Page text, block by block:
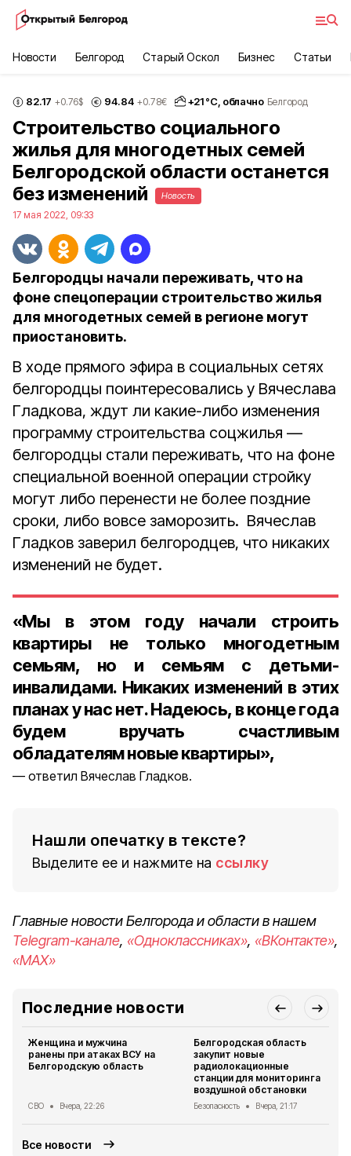
Новости Белгород Старый Оскол Бизнес Статьи
82.17 +0.76$ 94.84 +0.78€ +21°С, облачно Белгород
Строительство социального
жилья для многодетных семей
Белгородской области останется
без изменений
Новость
17 мая 2022, 09:33
Белгородцы начали переживать, что на
фоне спецоперации строительство жилья
для многодетных семей в регионе могут
приостановить.
В ходе прямого эфира в социальных сетях
белгородцы поинтересовались у Вячеслава
Гладкова, ждут ли какие-либо изменения
программу строительства соцжилья —
белгородцы стали переживать, что на фоне
специальной военной операции стройку
могут либо перенести не более поздние
сроки, либо вовсе заморозить. Вячеслав
Гладков заверил белгородцев, что никаких
изменений не будет.
«Мы в этом году начали строить
квартиры не только многодетным
семьям, но и семьям с детьми-
инвалидами. Никаких изменений в этих
планах у нас нет. Надеюсь, в конце года
будем вручать счастливым
обладателям новые квартиры»,
ответил Вячеслав Гладков.
Нашли опечатку в тексте?
Выделите ее и нажмите на ссылку
Главные новости Белгорода и области в нашем
Telegram-канале, «Одноклассниках», «ВКонтакте»,
«MAX»
Последние новости
Женщина и мужчина
ранены при атаках ВСУ на
Белгородскую область
СВО Вчера, 22:26
Белгородская область
закупит новые
радиолокационные
станции для мониторинга
воздушной обстановки
Безопасность Вчера, 21:17
Все новости